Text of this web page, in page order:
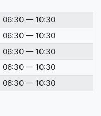
06:30 — 10:30
06:30 — 10:30
06:30 — 10:30
06:30 — 10:30
06:30 — 10:30